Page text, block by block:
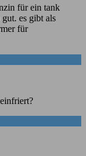
für ein tank
es gibt als
für